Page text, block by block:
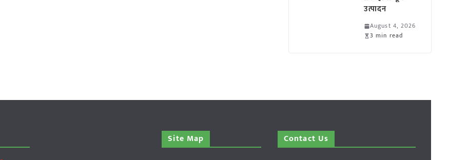
उत्पादन
August 4, 2026
3 min read
Site Map Contact Us